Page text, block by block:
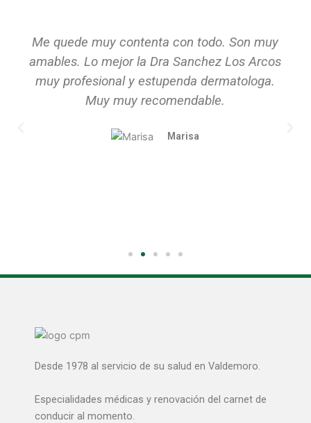
Me quede muy contenta con todo. Son muy
amables. Lo mejor la Dra Sanchez Los Arcos
muy profesional y estupenda dermatologa.
Muy muy recomendable.
Marisa
Desde 1978 al servicio de su salud en Valdemoro.
Especialidades médicas y renovación del carnet de
conducir al momento.